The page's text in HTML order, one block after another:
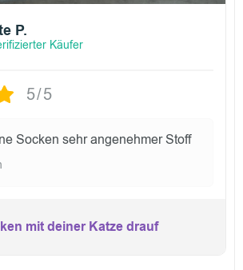
P.
Käufer
5/5
Socken sehr angenehmer Stoff
mit deiner Katze drauf